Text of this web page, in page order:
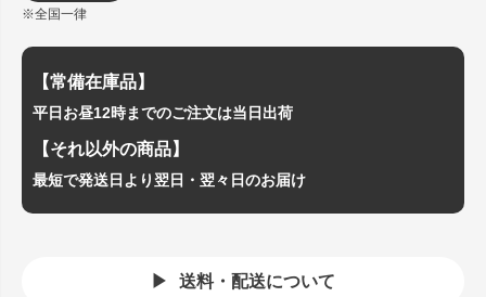
※全国一律
【常備在庫品】
平日お昼12時までのご注文は当日出荷
【それ以外の商品】
最短で発送日より翌日・翌々日のお届け
送料・配送について